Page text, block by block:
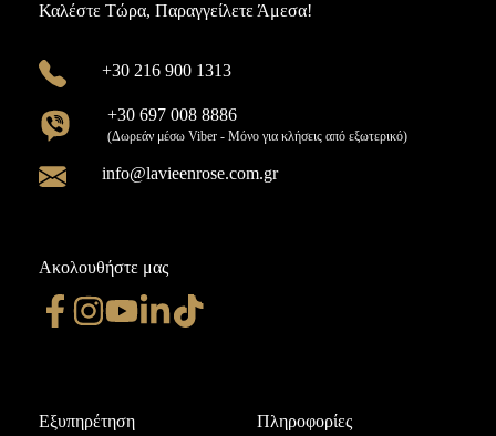
Καλέστε Τώρα, Παραγγείλετε Άμεσα!
+30 216 900 1313
+30 697 008 8886
(Δωρεάν μέσω Viber - Μόνο για κλήσεις από εξωτερικό)
info@lavieenrose.com.gr
Ακολουθήστε μας
Εξυπηρέτηση Πληροφορίες